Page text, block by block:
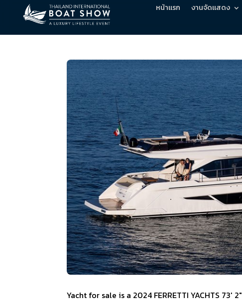
หน้าแรก งานจัดแสดง
Yacht for sale is a 2024 FERRETTI YACHTS